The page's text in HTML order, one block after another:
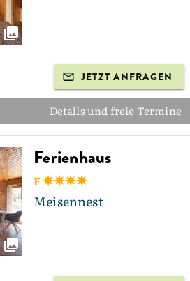
JETZT ANFRAGEN
Details und freie Termine
Ferienhaus
F
Meisennest